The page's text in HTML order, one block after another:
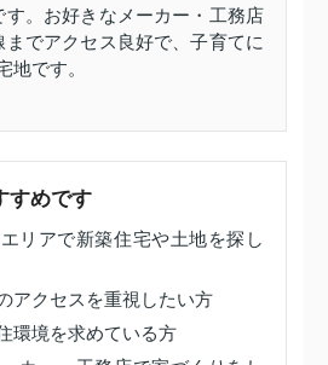
す。お好きなメーカー・工務店
でアクセス良好で、子育てに
地です。
すめです
リアで新築住宅や土地を探し
アクセスを重視したい方
環境を求めている方